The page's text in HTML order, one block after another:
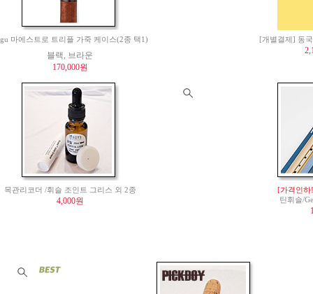
마에스트로 트리플 가죽 케이스(2종 택1)
블랙, 브라운
170,000원
[개별결제] 동
목관리코더 /휘슬 조인트 그리스 외 2종
4,000원
[가격인
틴휘슬/